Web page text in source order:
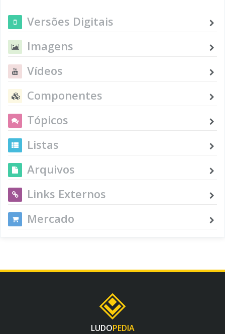
Versões Digitais
Imagens
Vídeos
Componentes
Tópicos
Listas
Arquivos
Links Externos
Mercado
LUDOPEDIA